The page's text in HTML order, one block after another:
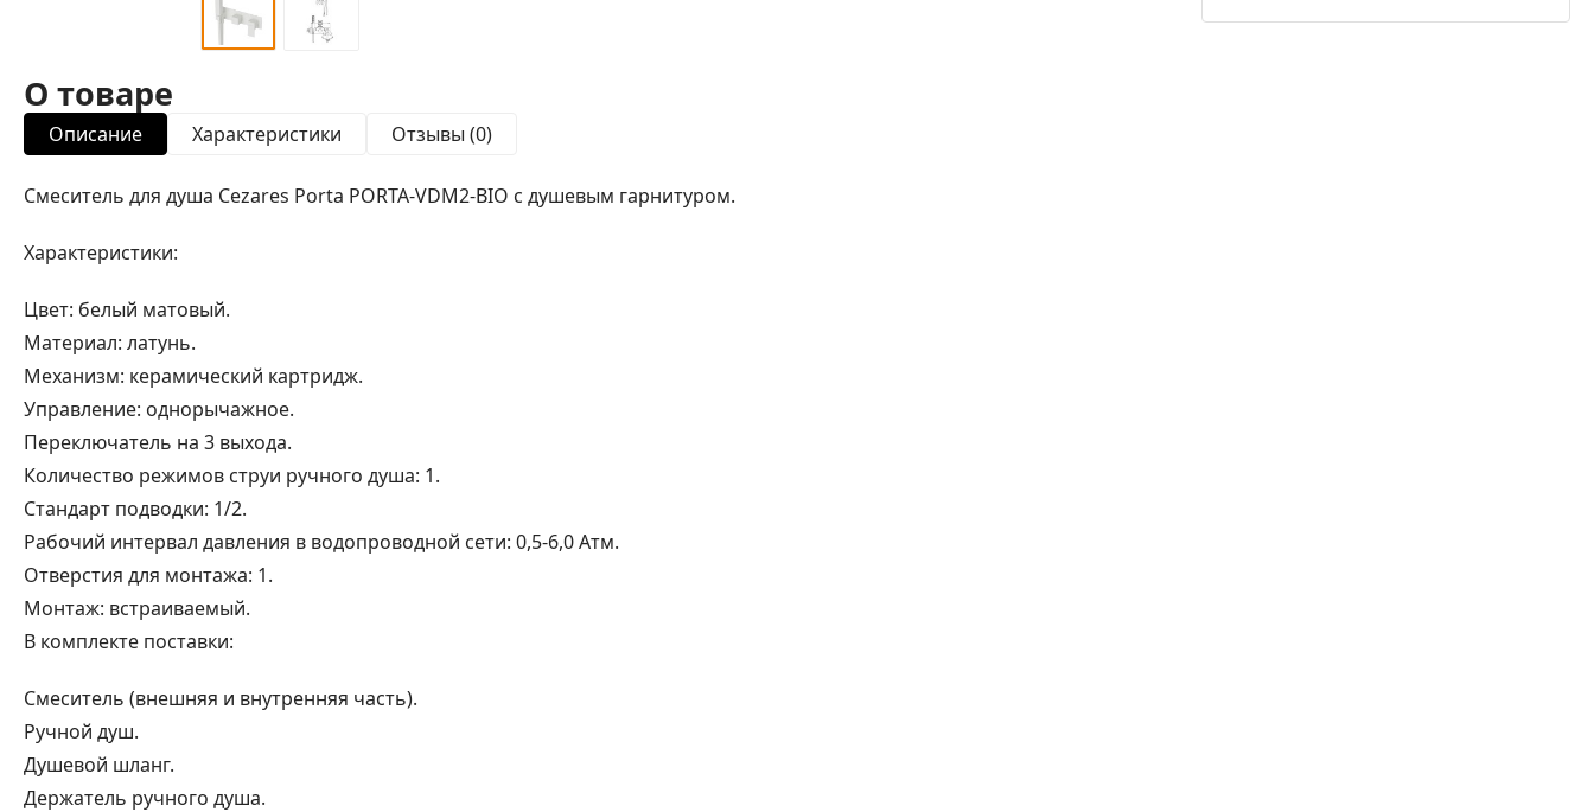
О товаре
Описание Характеристики Отзывы (0)
Смеситель для душа Cezares Porta PORTA-VDM2-BIO с душевым гарнитуром.
Характеристики:
Цвет: белый матовый.
Материал: латунь.
Механизм: керамический картридж.
Управление: однорычажное.
Переключатель на 3 выхода.
Количество режимов струи ручного душа: 1.
Стандарт подводки: 1/2.
Рабочий интервал давления в водопроводной сети: 0,5-6,0 Атм.
Отверстия для монтажа: 1.
Монтаж: встраиваемый.
В комплекте поставки:
Смеситель (внешняя и внутренняя часть).
Ручной душ.
Душевой шланг.
Держатель ручного душа.